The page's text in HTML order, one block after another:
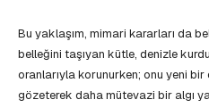
Bu yaklaşım, mimari kararları da
belleğini taşıyan kütle, denizle
oranlarıyla korunurken; onu yeni
gözeterek daha mütevazi bir algı